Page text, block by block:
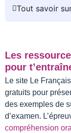
Tout savoir
Les
pour
Le site Le
gratuits pour
des exemples de
d’examen.
compréhension